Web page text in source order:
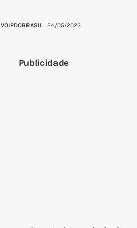
VOIPDOBRASIL 24/05/2023
Publicidade